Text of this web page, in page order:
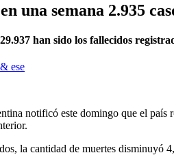
una semana 2.935
han sido los fallecidos
ese
notificó este domingo que el país
la cantidad de muertes disminuyó